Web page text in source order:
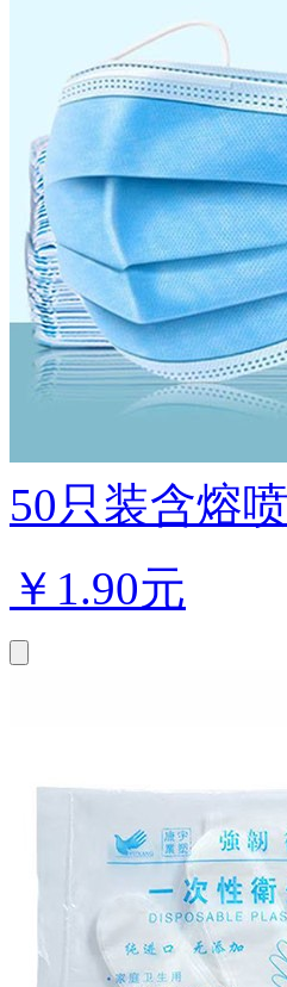
50只装含熔
￥ 1.90元